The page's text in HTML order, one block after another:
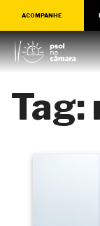
ACOMPANHE
Tag: